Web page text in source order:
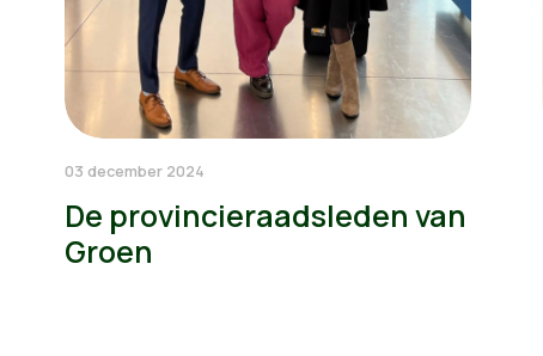
03 december 2024
De provincieraadsleden van
Groen